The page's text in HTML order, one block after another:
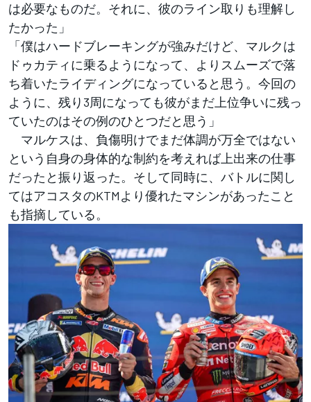
は必要なものだ。それに、彼のライン取りも理解し
たかった」
「僕はハードブレーキングが強みだけど、マルクは
ドゥカティに乗るようになって、よりスムーズで落
ち着いたライディングになっていると思う。今回の
ように、残り3周になっても彼がまだ上位争いに残っ
ていたのはその例のひとつだと思う」
マルケスは、負傷明けでまだ体調が万全ではない
という自身の身体的な制約を考えれば上出来の仕事
だったと振り返った。そして同時に、バトルに関し
てはアコスタのKTMより優れたマシンがあったこと
も指摘している。